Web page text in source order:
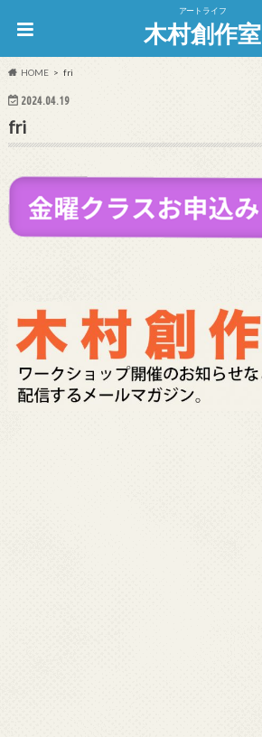
アートライフ
木村創作室
HOME fri
2024.04.19
fri